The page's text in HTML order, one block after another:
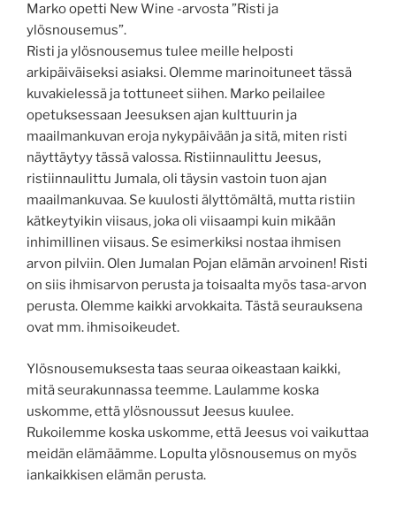
Marko opetti New Wine -arvosta ”Risti ja
ylösnousemus”.
Risti ja ylösnousemus tulee meille helposti
arkipäiväiseksi asiaksi. Olemme marinoituneet tässä
kuvakielessä ja tottuneet siihen. Marko peilailee
opetuksessaan Jeesuksen ajan kulttuurin ja
maailmankuvan eroja nykypäivään ja sitä, miten risti
näyttäytyy tässä valossa. Ristiinnaulittu Jeesus,
ristiinnaulittu Jumala, oli täysin vastoin tuon ajan
maailmankuvaa. Se kuulosti älyttömältä, mutta ristiin
kätkeytyikin viisaus, joka oli viisaampi kuin mikään
inhimillinen viisaus. Se esimerkiksi nostaa ihmisen
arvon pilviin. Olen Jumalan Pojan elämän arvoinen! Risti
on siis ihmisarvon perusta ja toisaalta myös tasa-arvon
perusta. Olemme kaikki arvokkaita. Tästä seurauksena
ovat mm. ihmisoikeudet.
Ylösnousemuksesta taas seuraa oikeastaan kaikki,
mitä seurakunnassa teemme. Laulamme koska
uskomme, että ylösnoussut Jeesus kuulee.
Rukoilemme koska uskomme, että Jeesus voi vaikuttaa
meidän elämäämme. Lopulta ylösnousemus on myös
iankaikkisen elämän perusta.